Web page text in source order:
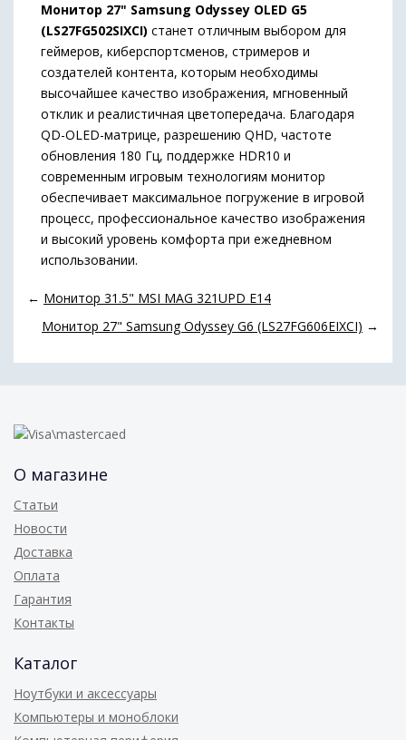
Монитор 27" Samsung Odyssey OLED G5
(LS27FG502SIXCI) станет отличным выбором для
геймеров, киберспортсменов, стримеров и
создателей контента, которым необходимы
высочайшее качество изображения, мгновенный
отклик и реалистичная цветопередача. Благодаря
QD-OLED-матрице, разрешению QHD, частоте
обновления 180 Гц, поддержке HDR10 и
современным игровым технологиям монитор
обеспечивает максимальное погружение в игровой
процесс, профессиональное качество изображения
и высокий уровень комфорта при ежедневном
использовании.
← Монитор 31.5" MSI MAG 321UPD E14
Монитор 27" Samsung Odyssey G6 (LS27FG606EIXCI) →
О магазине
Статьи
Новости
Доставка
Оплата
Гарантия
Контакты
Каталог
Ноутбуки и аксессуары
Компьютеры и моноблоки